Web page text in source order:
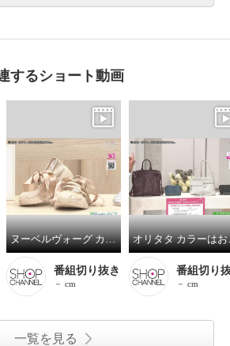
するショート動画
ヌーベルヴォーグ カラーはお任せ！ ブランド１５周年企画 リュクスライン ＆リラックス お楽しみ２足セット
番組切り抜き
－ cm
オリタタ カ
番組切り
－ cm
一覧を見る